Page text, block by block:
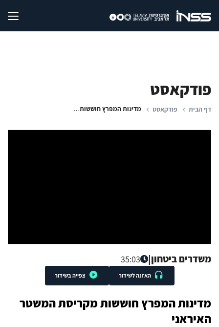
פודקאסט
דף הבית פודקאסט מדינות המפרץ חוששות מקריסת המשטר האיראני
משדרים ביטחון|
35:03
האזנה לשידור צפייה בשידור
מדינות המפרץ חוששות מקריסת המשטר
האיראני